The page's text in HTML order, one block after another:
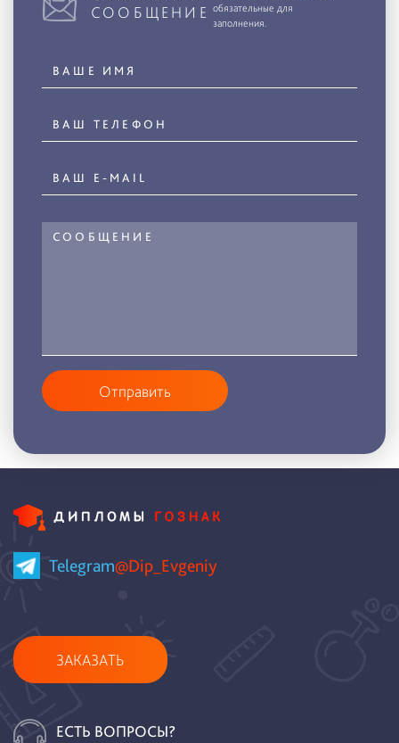
СООБЩЕНИЕ обязательные для
заполнения.
Отправить
Telegram@Dip_Evgeniy
ЗАКАЗАТЬ
ЕСТЬ ВОПРОСЫ?